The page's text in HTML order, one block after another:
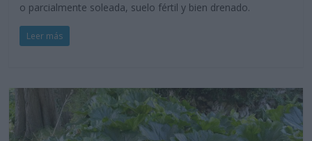
o parcialmente soleada, suelo fértil y bien drenado.
Leer más